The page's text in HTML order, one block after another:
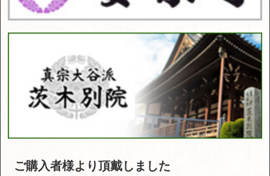
ご購入者様より頂戴しました